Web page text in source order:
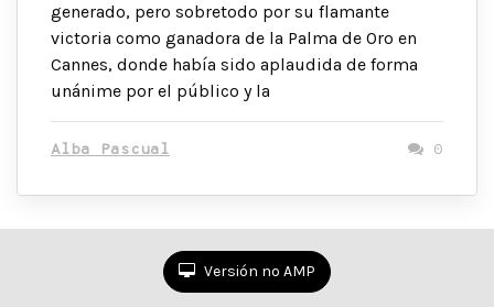
generado, pero sobretodo por su flamante
victoria como ganadora de la Palma de Oro en
Cannes, donde había sido aplaudida de forma
unánime por el público y la
Alba Pascual 0
Versión no AMP